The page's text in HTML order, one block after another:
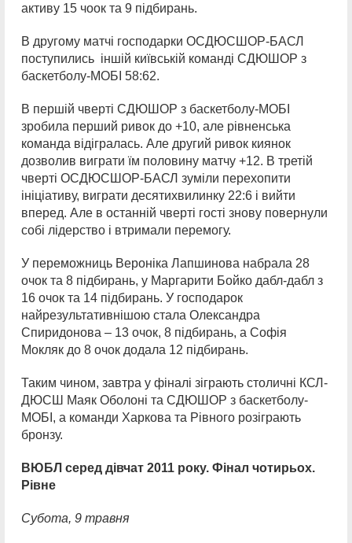
активу 15 чоок та 9 підбирань.
В другому матчі господарки ОСДЮСШОР-БАСЛ
поступились іншій київській команді СДЮШОР з
баскетболу-МОБІ 58:62.
В першій чверті СДЮШОР з баскетболу-МОБІ
зробила перший ривок до +10, але рівненська
команда відігралась. Але другий ривок киянок
дозволив виграти їм половину матчу +12. В третій
чверті ОСДЮСШОР-БАСЛ зуміли перехопити
ініціативу, виграти десятихвилинку 22:6 і вийти
вперед. Але в останній чверті гості знову повернули
собі лідерство і втримали перемогу.
У переможниць Вероніка Лапшинова набрала 28
очок та 8 підбирань, у Маргарити Бойко дабл-дабл з
16 очок та 14 підбирань. У господарок
найрезультативнішою стала Олександра
Спиридонова – 13 очок, 8 підбирань, а Софія
Мокляк до 8 очок додала 12 підбирань.
Таким чином, завтра у фіналі зіграють столичні КСЛ-
ДЮСШ Маяк Оболоні та СДЮШОР з баскетболу-
МОБІ, а команди Харкова та Рівного розіграють
бронзу.
ВЮБЛ серед дівчат 2011 року. Фінал чотирьох.
Рівне
Субота, 9 травня